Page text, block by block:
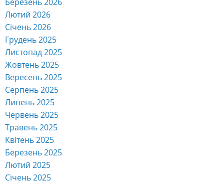
Лютий 2026
Січень 2026
Грудень 2025
Листопад 2025
Жовтень 2025
Вересень 2025
Серпень 2025
Липень 2025
Червень 2025
Травень 2025
Квітень 2025
Березень 2025
Лютий 2025
Січень 2025